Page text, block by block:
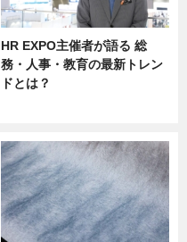
HR EXPO主催者が語る 総
務・人事・教育の最新トレン
ドとは？